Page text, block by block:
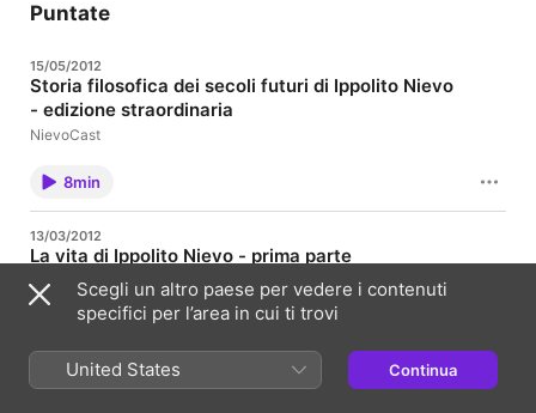
Puntate
15/05/2012
Storia filosofica dei secoli futuri di Ippolito Nievo
- edizione straordinaria
NievoCast
8min
13/03/2012
La vita di Ippolito Nievo - prima parte
NievoCast
12min
22/02/2012
Scegli un altro paese per vedere i contenuti
specifici per l’area in cui ti trovi
United States Continua